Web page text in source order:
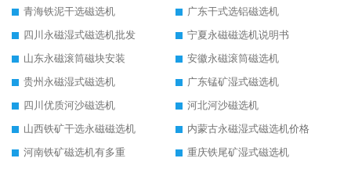
青海铁泥干选磁选机
广东干式选铝磁选机
四川永磁湿式磁选机批发
宁夏永磁磁选机说明书
山东永磁滚筒磁块安装
安徽永磁滚筒磁选机
贵州永磁湿式磁选机
广东锰矿湿式磁选机
四川优质河沙磁选机
河北河沙磁选机
山西铁矿干选永磁磁选机
内蒙古永磁湿式磁选机价格
河南铁矿磁选机有多重
重庆铁尾矿湿式磁选机